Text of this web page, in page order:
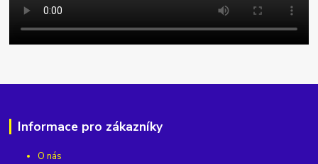
Informace pro zákazníky
O nás